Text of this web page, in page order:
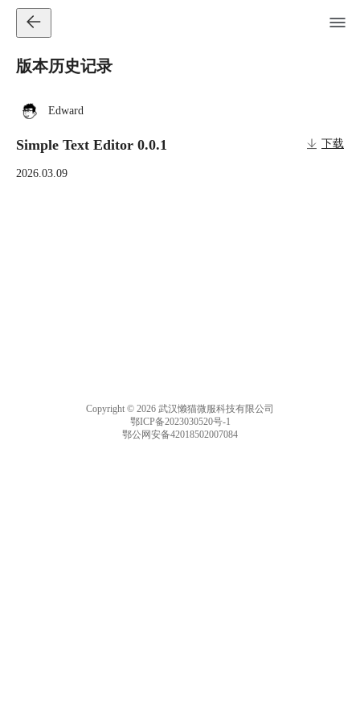
版本历史记录
Edward
Simple Text Editor 0.0.1 下载
2026.03.09
Copyright © 2026 武汉懒猫微服科技有限公司
鄂ICP备2023030520号-1
鄂公网安备42018502007084